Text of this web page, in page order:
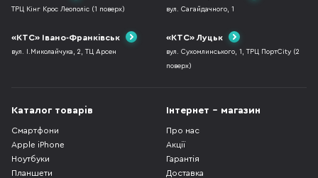
ТРЦ Кінг Крос Леополіс (1 поверх) вул. Сагайдачного, 1
«КТС» Івано-Франківськ
вул. І.Миколайчука, 2, ТЦ Арсен
«КТС» Луцьк
вул. Сухомлинського, 1, ТРЦ ПортCity (2
поверх)
Каталог товарів
Смартфони
Apple iPhone
Ноутбуки
Планшети
Інтернет - магазин
Про нас
Акції
Гарантія
Доставка